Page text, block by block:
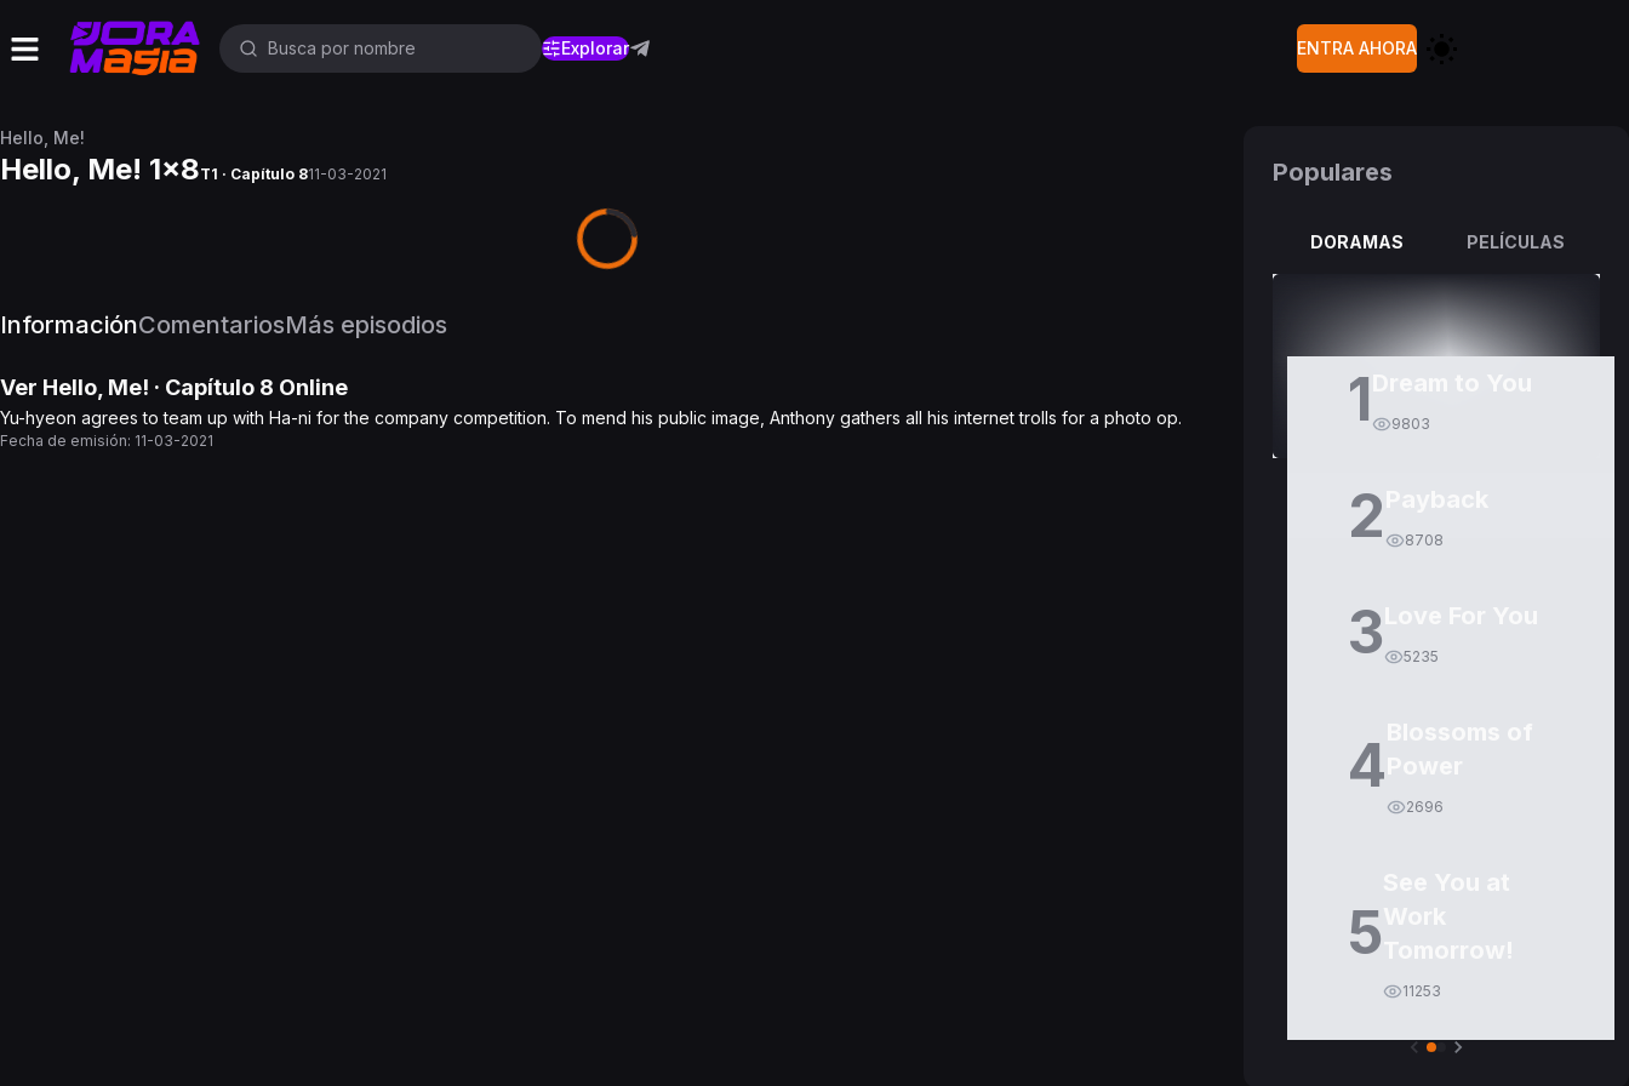
Explorar ENTRA AHORA
Hello, Me!
Hello, Me! 1x8T1 · Capítulo 811-03-2021
InformaciónComentariosMás episodios
Ver Hello, Me! · Capítulo 8 Online
Yu-hyeon agrees to team up with Ha-ni for the company competition. To mend his public image, Anthony gathers all his internet trolls for a photo op.
Fecha de emisión: 11-03-2021
Populares
DORAMAS PELÍCULAS
1 9803
2 8708
3 5235
4
2696
5
11253